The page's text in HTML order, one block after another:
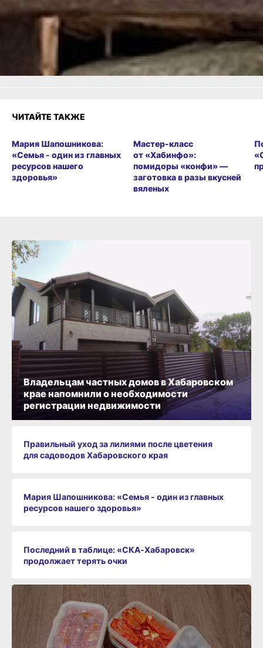
ЧИТАЙТЕ ТАКЖЕ
Мария Шапошникова:
«Семья - один из главных
ресурсов нашего
здоровья»
Мастер-класс
от «Хабинфо»:
помидоры «конфи» —
заготовка в разы вкусней
вяленых
Владельцам частных домов в Хабаровском
крае напомнили о необходимости
регистрации недвижимости
Правильный уход за лилиями после цветения
для садоводов Хабаровского края
Мария Шапошникова: «Семья - один из главных
ресурсов нашего здоровья»
Последний в таблице: «СКА‑Хабаровск»
продолжает терять очки